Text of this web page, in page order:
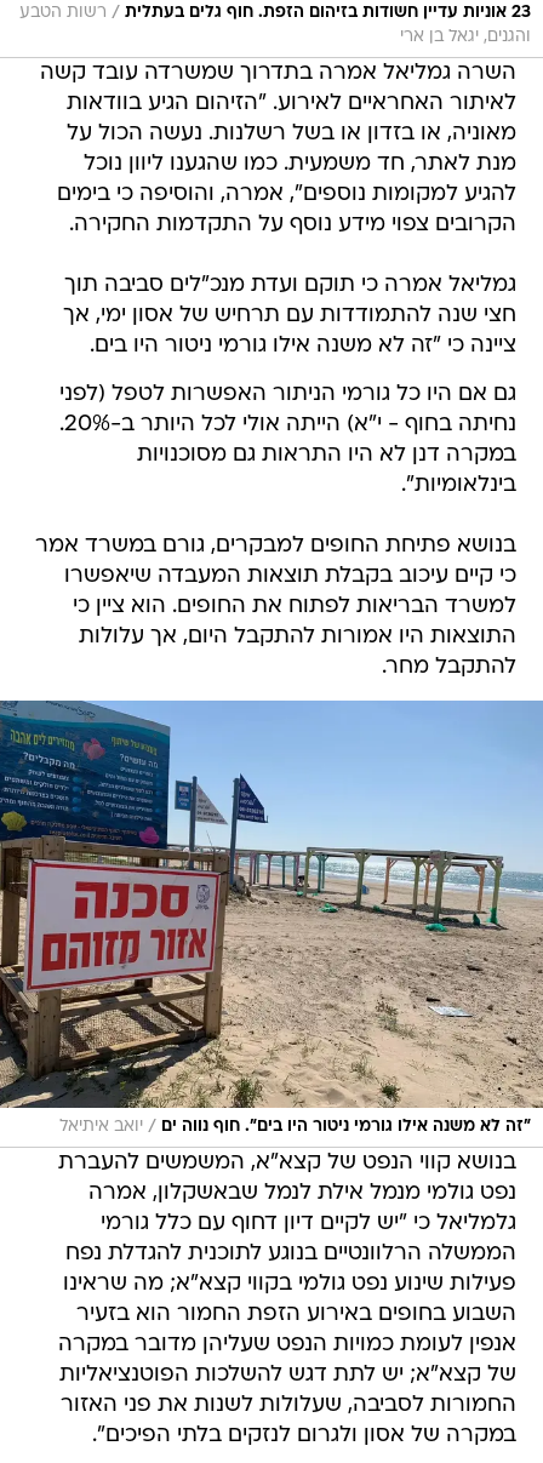
23 אוניות עדיין חשודות בזיהום הזפת. חוף גלים בעתלית / רשות הטבע
והגנים, יגאל בן ארי
השרה גמליאל אמרה בתדרוך שמשרדה עובד קשה
לאיתור האחראיים לאירוע. "הזיהום הגיע בוודאות
מאוניה, או בזדון או בשל רשלנות. נעשה הכול על
מנת לאתר, חד משמעית. כמו שהגענו ליוון נוכל
להגיע למקומות נוספים", אמרה, והוסיפה כי בימים
הקרובים צפוי מידע נוסף על התקדמות החקירה.
גמליאל אמרה כי תוקם ועדת מנכ"לים סביבה תוך
חצי שנה להתמודדות עם תרחיש של אסון ימי, אך
ציינה כי "זה לא משנה אילו גורמי ניטור היו בים.
גם אם היו כל גורמי הניתור האפשרות לטפל (לפני
נחיתה בחוף - י"א) הייתה אולי לכל היותר ב-20%.
במקרה דנן לא היו התראות גם מסוכנויות
בינלאומיות".
בנושא פתיחת החופים למבקרים, גורם במשרד אמר
כי קיים עיכוב בקבלת תוצאות המעבדה שיאפשרו
למשרד הבריאות לפתוח את החופים. הוא ציין כי
התוצאות היו אמורות להתקבל היום, אך עלולות
להתקבל מחר.
"זה לא משנה אילו גורמי ניטור היו בים". חוף נווה ים / יואב איתיאל
בנושא קווי הנפט של קצא"א, המשמשים להעברת
נפט גולמי מנמל אילת לנמל שבאשקלון, אמרה
גלמליאל כי "יש לקיים דיון דחוף עם כלל גורמי
הממשלה הרלוונטיים בנוגע לתוכנית להגדלת נפח
פעילות שינוע נפט גולמי בקווי קצא"א; מה שראינו
השבוע בחופים באירוע הזפת החמור הוא בזעיר
אנפין לעומת כמויות הנפט שעליהן מדובר במקרה
של קצא"א; יש לתת דגש להשלכות הפוטנציאליות
החמורות לסביבה, שעלולות לשנות את פני האזור
במקרה של אסון ולגרום לנזקים בלתי הפיכים".